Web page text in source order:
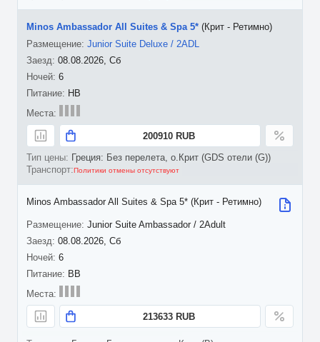
08.08.2026, Сб
6
Minos Ambassador All Suites & Spa 5* (Крит - Ретимно)
Junior Suite Deluxe / 2ADL
HB
200910 RUB
Греция: Без перелета, о.Крит (GDS отели (G))
Политики отмены отсутствуют
08.08.2026, Сб
6
Minos Ambassador All Suites & Spa 5* (Крит - Ретимно)
Junior Suite Ambassador / 2Adult
BB
213633 RUB